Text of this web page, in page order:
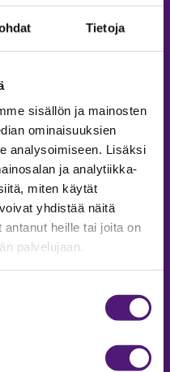
Tietoja
sisällön ja mainosten
ominaisuuksien
analysoimiseen. Lisäksi
ja analytiikka-
miten käytät
yhdistää näitä
heille tai joita on
palvelujaan.